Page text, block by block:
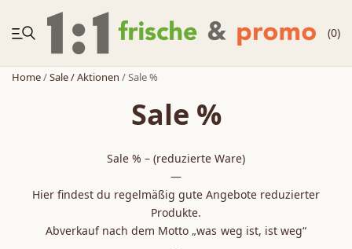
(0)
Home/Sale / Aktionen / Sale %
Sale %
Sale % – (reduzierte Ware)
—
Hier findest du regelmäßig gute Angebote reduzierter
Produkte.
Abverkauf nach dem Motto „was weg ist, ist weg“